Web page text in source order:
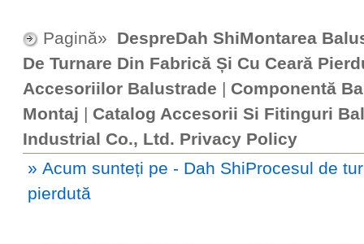
Pagină» DespreDah ShiMontarea
De Turnare Din Fabrică Și Cu Ceară
Accesoriilor Balustrade | Componentă
Montaj | Catalog Accesorii Si Fitinguri
Industrial Co., Ltd. Privacy Policy
» Acum sunteți pe - Dah ShiProcesul de
pierdută